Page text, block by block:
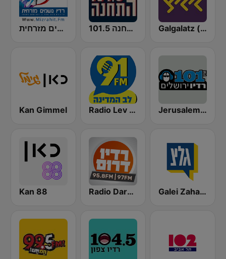
רדיו נושמים מזרחית (Mizrahit Fm) התחנה 101.5 Galgalatz (גלגלצ רדיו)
Kan Gimmel Radio Lev HaMedina 91 FM (לב המדינה) Jerusalem FM (רדיו ירושלים)
Kan 88 Radio Darom Galei Zahal (גלי צה"ל)